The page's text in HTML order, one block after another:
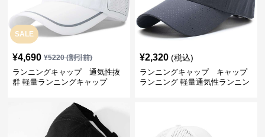
SALE
¥4,690 ¥5220(割引前)
ランニングキャップ 通気性抜
群 軽量ランニングキャップ
¥2,320 (税込)
ランニングキャップ キャップ
ランニング 軽量通気性ランニン